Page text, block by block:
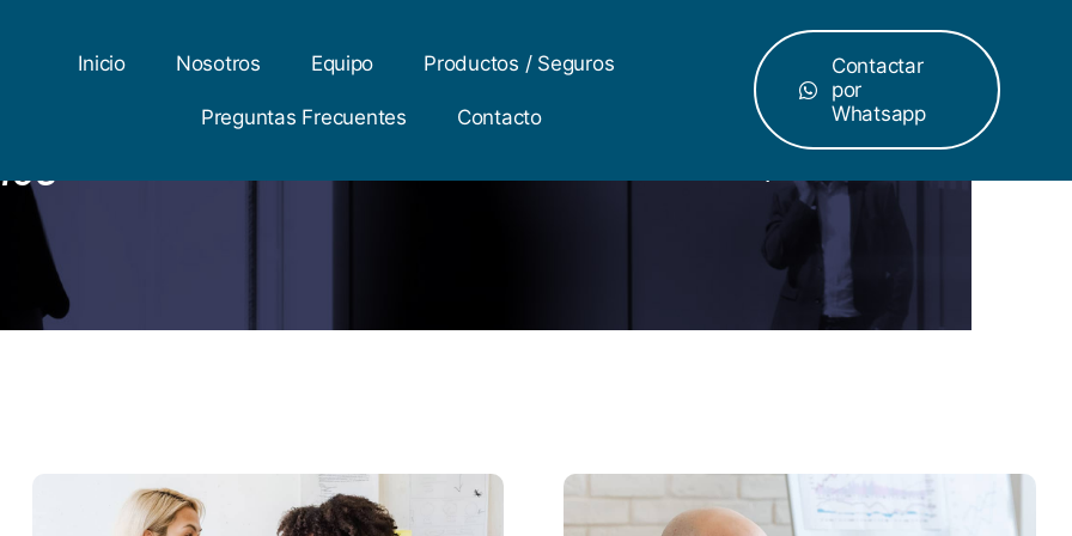
Inicio Nosotros Equipo Productos / Seguros
Preguntas Frecuentes Contacto
Contactar
por
Whatsapp